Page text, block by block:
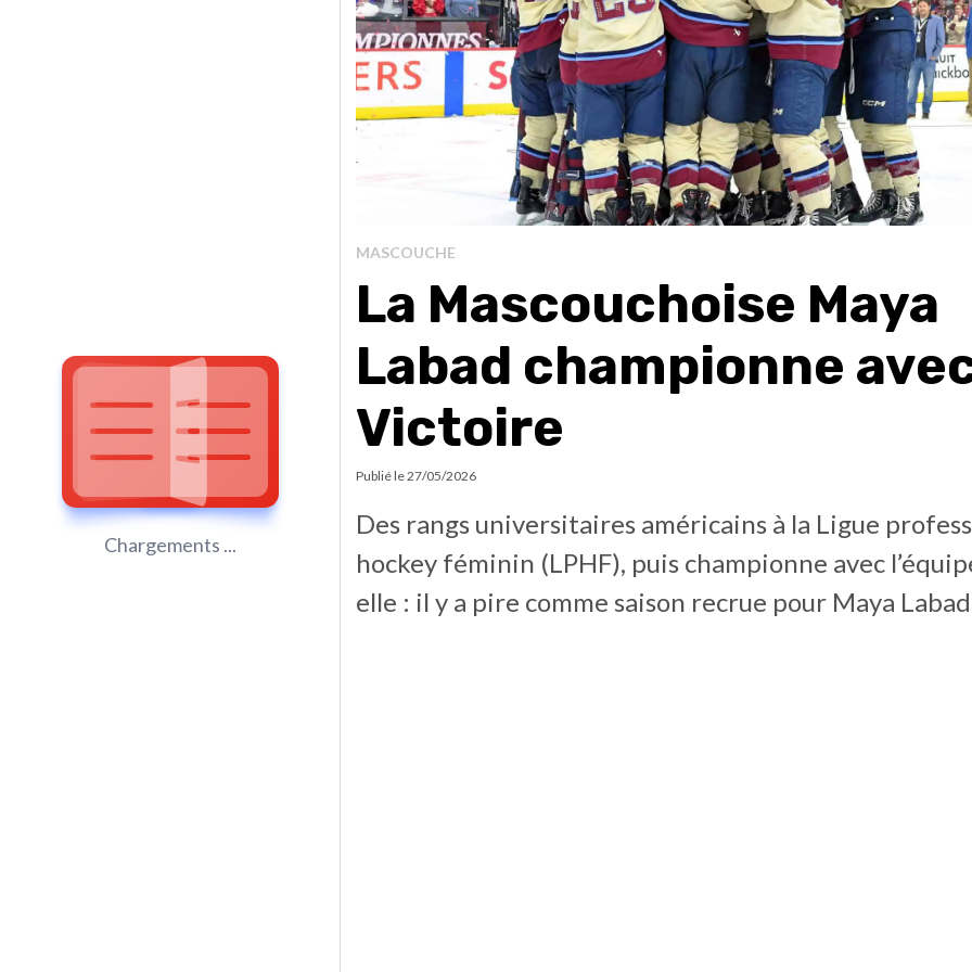
Chargements ...
MASCOUCHE
La Mascouchoise Maya
Labad championne
Victoire
Publié le27/05/2026
Des rangs universitaires américains à la Ligue
hockey féminin (LPHF), puis championne avec
elle : il y a pire comme saison recrue pour Maya